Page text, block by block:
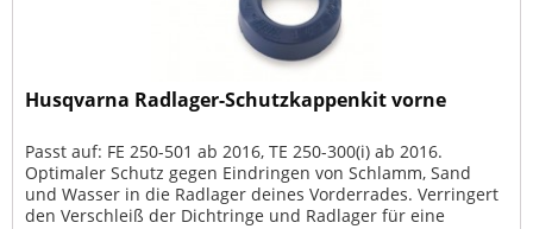
Husqvarna Radlager-Schutzkappenkit vorne
Passt auf: FE 250-501 ab 2016, TE 250-300(i) ab 2016.
Optimaler Schutz gegen Eindringen von Schlamm, Sand
und Wasser in die Radlager deines Vorderrades. Verringert
den Verschleiß der Dichtringe und Radlager für eine